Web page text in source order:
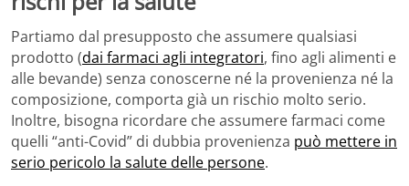
Partiamo dal presupposto che assumere qualsiasi
prodotto (dai farmaci agli integratori, fino agli alimenti e
alle bevande) senza conoscerne né la provenienza né la
composizione, comporta già un rischio molto serio.
Inoltre, bisogna ricordare che assumere farmaci come
quelli “anti-Covid” di dubbia provenienza può mettere in
serio pericolo la salute delle persone.